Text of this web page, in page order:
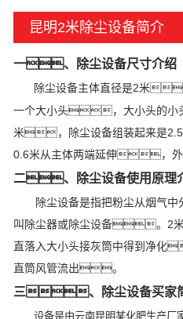
昆明2米除尘设备简介
一、除尘设备尺寸介绍
除尘设备主体直径是2米
一个大小头，大小头的
米，除尘设备组装起来是
0.6米从主体两端延伸，
二、除尘设备使用原理
除尘设备是指把粉尘从烟气
叫除尘器或除尘设备。2米
直落入大小头接灰筒中得到净化
直筒风管流出。
三、除尘设备买家
设备是由云南昆明某化肥生产厂